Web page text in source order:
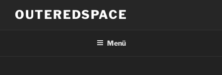
InhaltOUTEREDSPACE
Menü